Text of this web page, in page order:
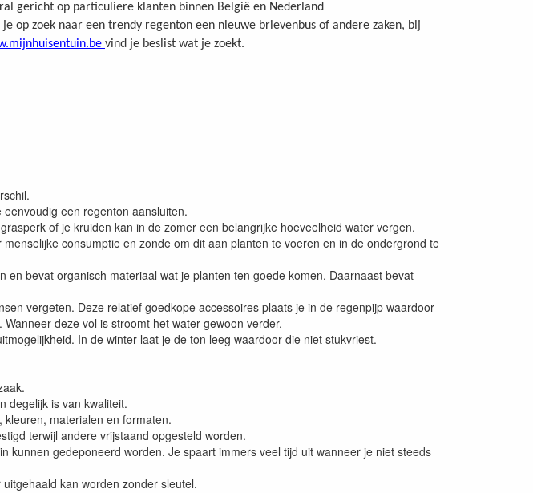
gericht op particuliere klanten binnen België en Nederland
je op zoek naar een trendy regenton een nieuwe brievenbus of andere zaken, bij
vind je beslist wat je zoekt.
een regenton aansluiten.
of je kruiden kan in de zomer een belangrijke hoeveelheid water vergen.
consumptie en zonde om dit aan planten te voeren en in de ondergrond te
en bevat organisch materiaal wat je planten ten goede komen. Daarnaast bevat
vergeten. Deze relatief goedkope accessoires plaats je in de regenpijp waardoor
deze vol is stroomt het water gewoon verder.
In de winter laat je de ton leeg waardoor die niet stukvriest.
degelijk is van kwaliteit.
materialen en formaten.
terwijl andere vrijstaand opgesteld worden.
kunnen gedeponeerd worden. Je spaart immers veel tijd uit wanneer je niet steeds
kan worden zonder sleutel.